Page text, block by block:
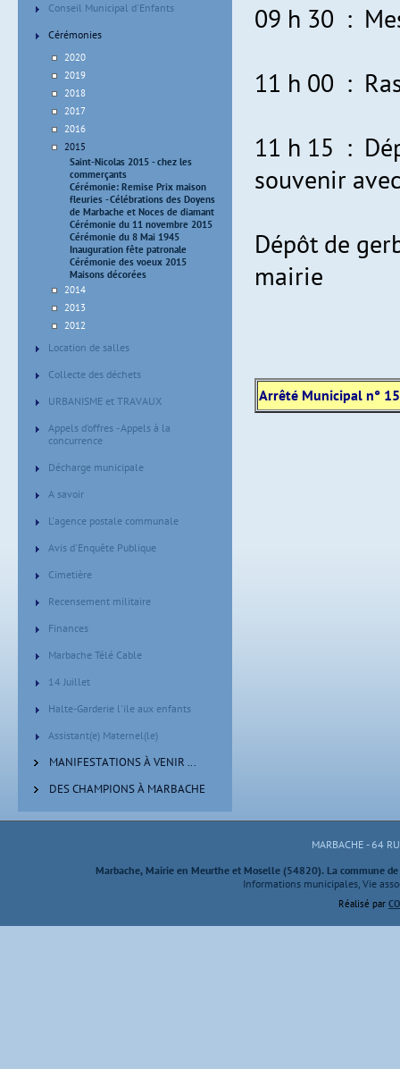
Conseil Municipal d'Enfants
Cérémonies
2020
2019
2018
2017
2016
2015
Saint-Nicolas 2015 - chez les
commerçants
Cérémonie: Remise Prix maison
fleuries - Célébrations des Doyens
de Marbache et Noces de diamant
Cérémonie du 11 novembre 2015
Cérémonie du 8 Mai 1945
Inauguration fête patronale
Cérémonie des voeux 2015
Maisons décorées
2014
2013
2012
Location de salles
Collecte des déchets
URBANISME et TRAVAUX
Appels d'offres - Appels à la
concurrence
Décharge municipale
A savoir
L'agence postale communale
Avis d'Enquête Publique
Cimetière
Recensement militaire
Finances
Marbache Télé Cable
14 Juillet
Halte-Garderie l'ile aux enfants
Assistant(e) Maternel(le)
MANIFESTATIONS À VENIR ...
DES CHAMPIONS À MARBACHE
09 h 30 :
11 h 00 :
11 h 15 :
souvenir
Dépôt de
mairie
Arrêté Municipal n°
MARBACHE - 64
Marbache, Mairie en Meurthe et Moselle (54820). La commune
Informations municipales, Vie
Réalisé par